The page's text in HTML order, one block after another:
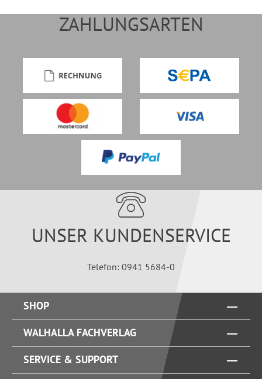
ZAHLUNGSARTEN
UNSER KUNDENSERVICE
Telefon: 0941 5684-0
SHOP
WALHALLA FACHVERLAG
SERVICE & SUPPORT